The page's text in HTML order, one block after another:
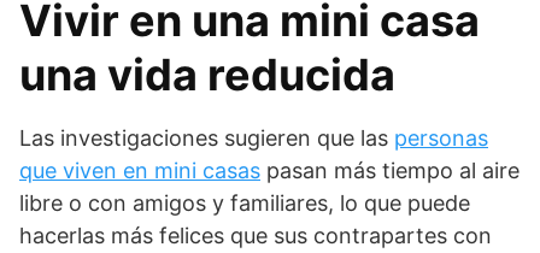
Vivir en una mini casa
una vida reducida
Las investigaciones sugieren que las personas
que viven en mini casas pasan más tiempo al aire
libre o con amigos y familiares, lo que puede
hacerlas más felices que sus contrapartes con